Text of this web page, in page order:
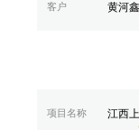
客户 黄河
项目名称 江西